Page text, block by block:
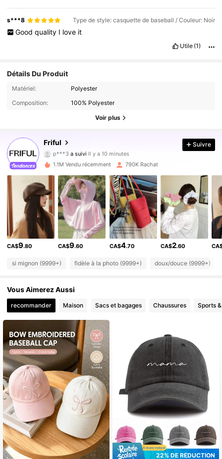
s***8 Type de style: casquette de baseball / Couleur: Noir
Good quality I love it
Utile (1)
Détails Du Produit
Matériel:
Polyester
Composition:
100% Polyester
Voir plus
Frifulp***3
d***g est en train de naviguer
4.83
620K Suiveurs
4.83 620K Suiveurs
4.83 620K Suiveurs
4.83 620K Suiveurs
4.83 620K Suiveurs
4.83 620K Suiveurs
4.83 620K Suiveurs
Suivre
1.1M Vendu récemment 790K Rachat
CA$9.80 CA$9.60 CA$4.70 CA$2.60
si mignon (9999+) fidèle à la photo (9999+) doux/douce (9999+)
Vous Aimerez Aussi
recommander Maison Sacs et bagages Chaussures Sports
22% DE RÉDUCTION